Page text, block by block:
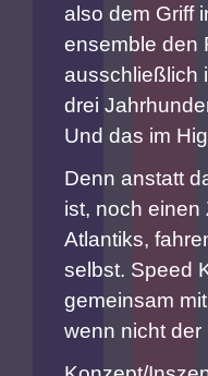
also dem Griff
ensemble den
ausschließlich
drei
Und das im
Denn anstatt
ist, noch einen
Atlantiks,
selbst. Speed
gemeinsam
wenn nicht